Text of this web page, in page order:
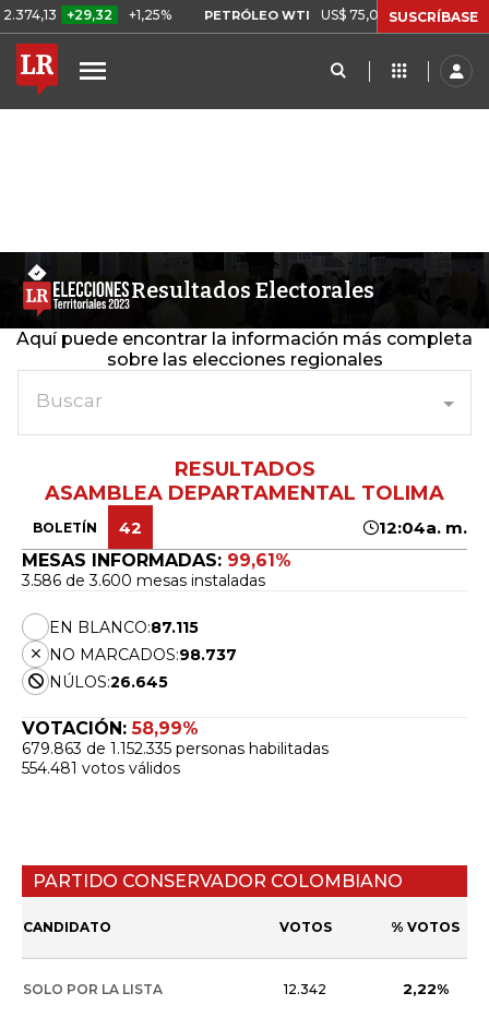
+29,32 +1,25% PETRÓLEO WTI US$ 75,09 -US$ 0,24 -0,32%
SUSCRÍBASE
Resultados Electorales
Aquí puede encontrar la información más completa
sobre las elecciones regionales
Buscar
RESULTADOS
ASAMBLEA DEPARTAMENTAL TOLIMA
BOLETÍN 42
12:04a. m.
MESAS INFORMADAS: 99,61%
3.586 de 3.600 mesas instaladas
EN BLANCO:87.115
NO MARCADOS:98.737
NÚLOS:26.645
VOTACIÓN:58,99%
679.863 de 1.152.335 personas habilitadas
554.481 votos válidos
PARTIDO CONSERVADOR COLOMBIANO
CANDIDATO VOTOS % VOTOS
SOLO POR LA LISTA 12.342 2,22%